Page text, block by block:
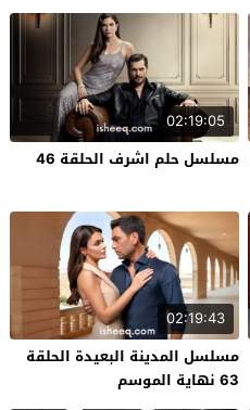
02:19:05
مسلسل حلم اشرف الحلقة 46
02:19:43
مسلسل المدينة البعيدة الحلقة
63 نهاية الموسم